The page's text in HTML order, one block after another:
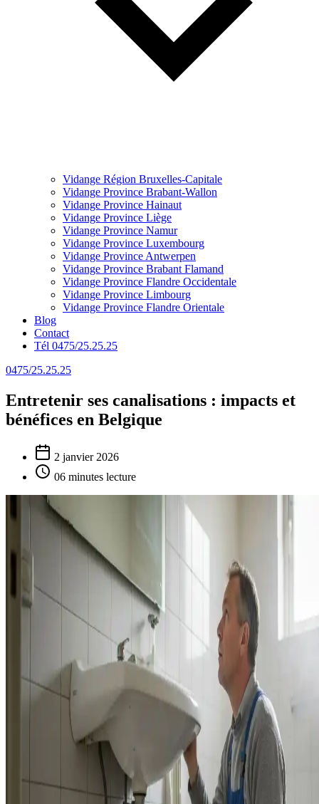
Vidange Région Bruxelles-Capitale
Vidange Province Brabant-Wallon
Vidange Province Hainaut
Vidange Province Liège
Vidange Province Namur
Vidange Province Luxembourg
Vidange Province Antwerpen
Vidange Province Brabant Flamand
Vidange Province Flandre Occidentale
Vidange Province Limbourg
Vidange Province Flandre Orientale
Blog
Contact
Tél 0475/25.25.25
0475/25.25.25
Entretenir ses canalisations : impacts et
bénéfices en Belgique
2 janvier 2026
06 minutes lecture